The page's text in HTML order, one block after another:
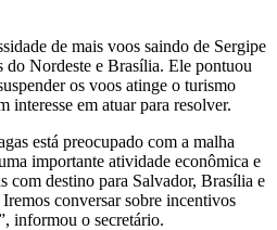
de mais voos saindo de Sergipe
do Nordeste e Brasília. Ele pontuou
os voos atinge o turismo
interesse em atuar para resolver.
está preocupado com a malha
importante atividade econômica e
com destino para Salvador, Brasília e
conversar sobre incentivos
informou o secretário.